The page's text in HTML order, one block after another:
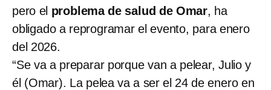
pero el problema de salud de Omar, ha
obligado a reprogramar el evento, para enero
del 2026.
“Se va a preparar porque van a pelear, Julio y
él (Omar). La pelea va a ser el 24 de enero en